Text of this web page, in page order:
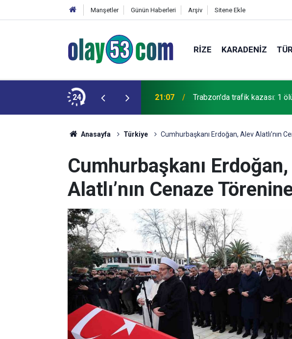
Manşetler Günün Haberleri Arşiv Sitene Ekle
RIZE KARADENIZ
24 21:07 Trabzon'da trafik kazası: 1
Anasayfa Türkiye Cumhurbaşkanı Erdoğan, Alev Alatlı’nın
Cumhurbaşkanı
Alatlı’nın Cenaze